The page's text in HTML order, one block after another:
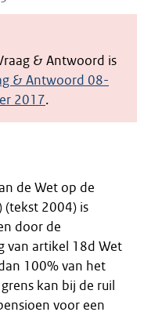
& Antwoord is
& Antwoord 08-
2017.
de Wet op de
(tekst 2004) is
door de
van artikel 18d Wet
100% van het
kan bij de ruil
voor een